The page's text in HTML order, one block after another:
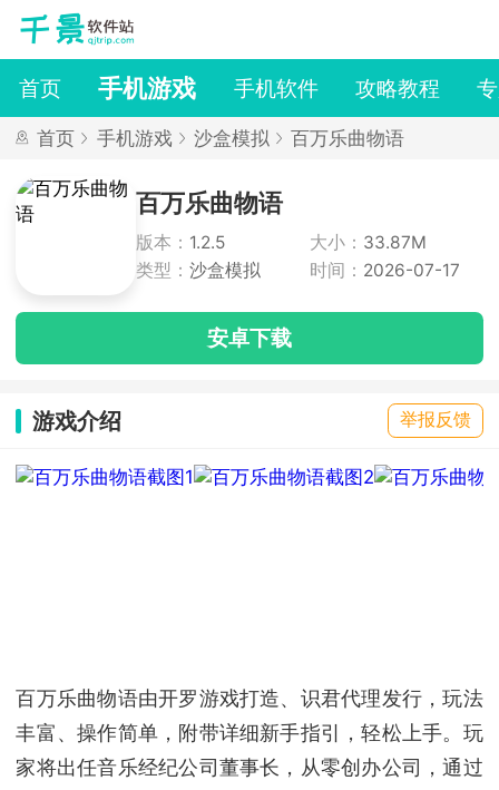
首页 手机游戏 手机软件 攻略教程
首页 手机游戏 沙盒模拟 百万乐曲物语
百万乐曲物语
版本： 1.2.5 大小： 33.87M
类型： 沙盒模拟 时间： 2026-07-17
安卓下载
游戏介绍 举报反馈
百万乐曲物语由开罗游戏打造、识君代理发行，玩法
丰富、操作简单，附带详细新手指引，轻松上手。玩
家将出任音乐经纪公司董事长，从零创办公司，通过